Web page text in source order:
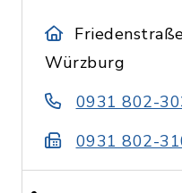
Würzburg
0931 802-
0931 802-